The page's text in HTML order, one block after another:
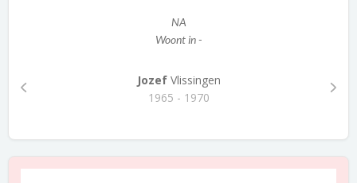
NA
Woont in -
JozefVlissingen
1965 - 1970